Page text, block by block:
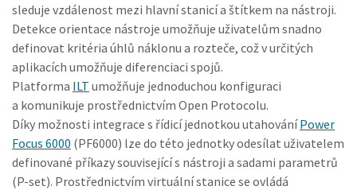
Objevte inspirativní a poutavé rozhovory s odborníky
Podívat se
sleduje vzdálenost mezi hlavní stanicí a štítkem na nástroji.
Detekce orientace nástroje umožňuje uživatelům snadno
definovat kritéria úhlů náklonu a rozteče, což v určitých
aplikacích umožňuje diferenciaci spojů.
Platforma ILT umožňuje jednoduchou konfiguraci
a komunikuje prostřednictvím Open Protocolu.
Díky možnosti integrace s řídicí jednotkou utahováníPower
Focus 6000 (PF6000) lze do této jednotky odesílat uživatelem
definované příkazy související s nástroji a sadami parametrů
(P-set). Prostřednictvím virtuální stanice se ovládá